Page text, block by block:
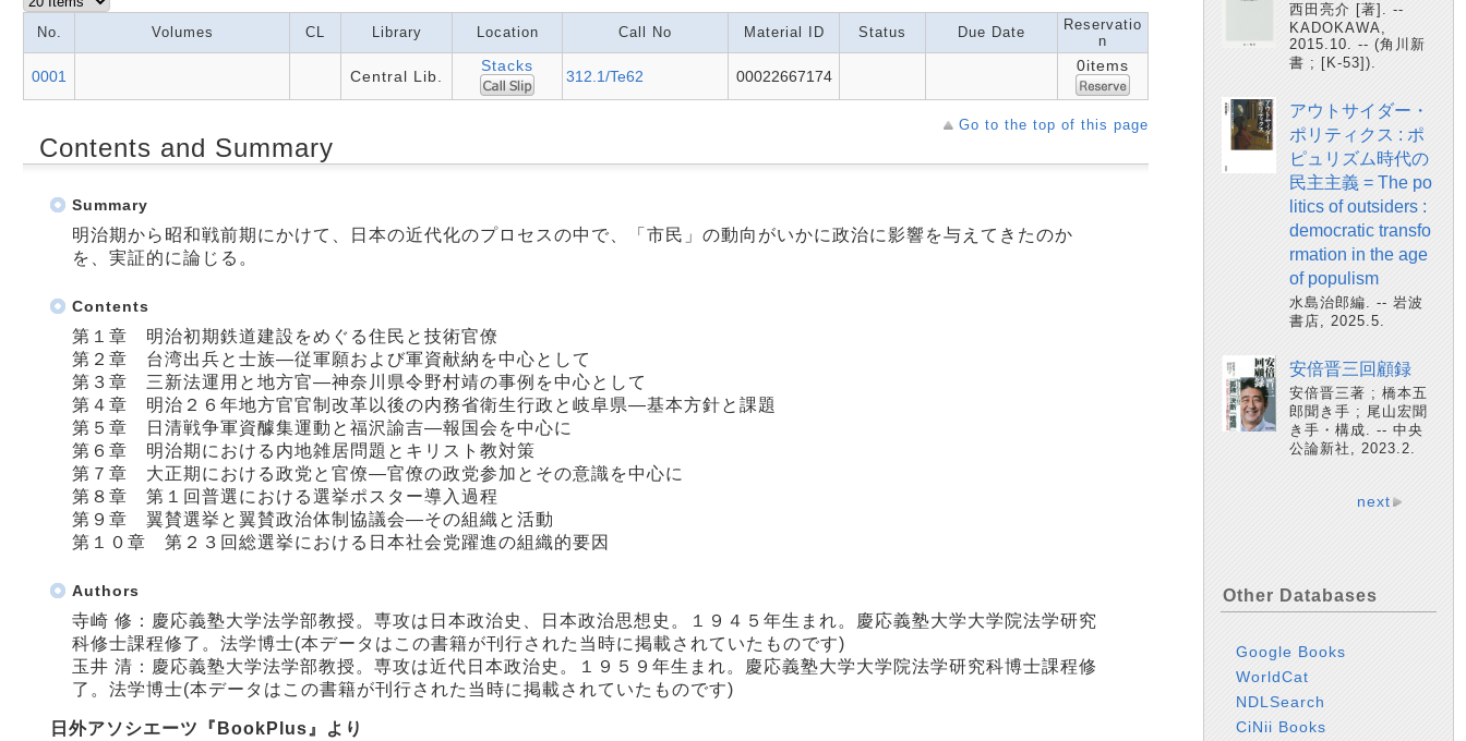
No. Volumes CL Library Location Call No Material ID Status Due Date
Reservatio
n
0001 Central Lib.
Stacks
312.1/Te62 00022667174
0items
Go to the top of this page
Contents and Summary
Summary
明治期から昭和戦前期にかけて、日本の近代化のプロセスの中で、「市民」の動向がいかに政治に影響を与えてきたのか
を、実証的に論じる。
Contents
第１章 明治初期鉄道建設をめぐる住民と技術官僚
第２章 台湾出兵と士族―従軍願および軍資献納を中心として
第３章 三新法運用と地方官―神奈川県令野村靖の事例を中心として
第４章 明治２６年地方官官制改革以後の内務省衛生行政と岐阜県―基本方針と課題
第５章 日清戦争軍資醵集運動と福沢諭吉―報国会を中心に
第６章 明治期における内地雑居問題とキリスト教対策
第７章 大正期における政党と官僚―官僚の政党参加とその意識を中心に
第８章 第１回普選における選挙ポスター導入過程
第９章 翼賛選挙と翼賛政治体制協議会―その組織と活動
第１０章 第２３回総選挙における日本社会党躍進の組織的要因
Authors
寺崎 修：慶応義塾大学法学部教授。専攻は日本政治史、日本政治思想史。１９４５年生まれ。慶応義塾大学大学院法学研究
科修士課程修了。法学博士(本データはこの書籍が刊行された当時に掲載されていたものです)
玉井 清：慶応義塾大学法学部教授。専攻は近代日本政治史。１９５９年生まれ。慶応義塾大学大学院法学研究科博士課程修
了。法学博士(本データはこの書籍が刊行された当時に掲載されていたものです)
日外アソシエーツ『BookPlus』より
西田亮介 [著]. --
KADOKAWA,
2015.10. -- (角川新
書 ; [K-53]).
アウトサイダー・
ポリティクス : ポ
ピュリズム時代の
民主主義 = The po
litics of outsiders :
democratic transfo
rmation in the age
of populism
水島治郎編. -- 岩波
書店, 2025.5.
安倍晋三回顧録
安倍晋三著 ; 橋本五
郎聞き手 ; 尾山宏聞
き手・構成. -- 中央
公論新社, 2023.2.
next
Other Databases
Google Books
WorldCat
NDLSearch
CiNii Books